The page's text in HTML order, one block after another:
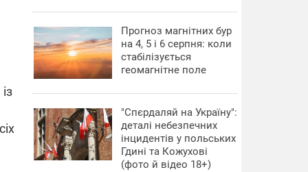
Прогноз магнітних бур
на 4, 5 і 6 серпня: коли
стабілізується
геомагнітне поле
"Спєрдаляй на Україну":
деталі небезпечних
інцидентів у польських
Гдині та Кожухові
(фото й відео 18+)